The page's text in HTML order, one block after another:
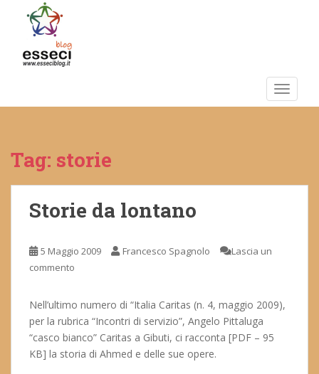
m
Tag: storie
Storie da lontano
5 Maggio 2009 Francesco Spagnolo
Lascia un
commento
Nell’ultimo numero di “Italia Caritas (n. 4, maggio 2009),
per la rubrica “Incontri di servizio”, Angelo Pittaluga
“casco bianco” Caritas a Gibuti, ci racconta [PDF – 95
KB] la storia di Ahmed e delle sue opere.